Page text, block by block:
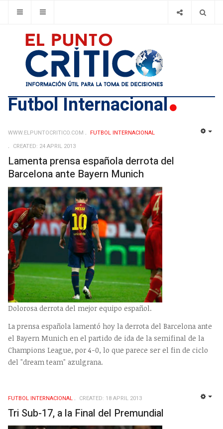
Futbol Internacional
WWW.ELPUNTOCRITICO.COM
FUTBOL INTERNACIONAL
CREATED: 24 APRIL 2013
Lamenta prensa española derrota del
Barcelona ante Bayern Munich
Dolorosa derrota del mejor equipo español.
La prensa española lamentó hoy la derrota del Barcelona ante
el Bayern Munich en el partido de ida de la semifinal de la
Champions League, por 4-0, lo que parece ser el fin de ciclo
del "dream team" azulgrana.
FUTBOL INTERNACIONAL CREATED: 18 APRIL 2013
Tri Sub-17, a la Final del Premundial